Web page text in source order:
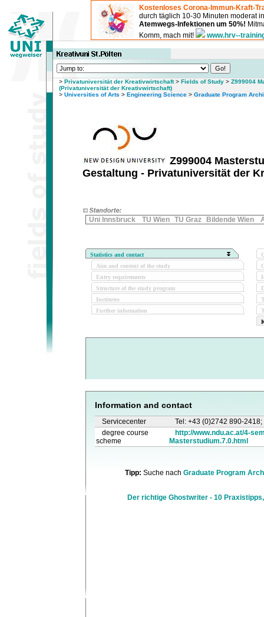
Kostenloses Corona-Immun-Kraft-
durch täglich 10-30 Minuten moderat
Atemwegs-Infektionen um 50%!
Komm, mach mit!
www.hrv--
> Privatuniversität der Kreativwirtschaft> Fields of Study > Z999004
(Privatuniversität der Kreativwirtschaft)
> Universities of Arts > Engineering Science > Graduate Program
Z999004
Gestaltung - Privatuniversität der
Uni Innsbruck TU Wien TU Graz Bildende Wien
Statistics and contact
Aim and content of the study
Entry requirements
Structure of the study program
Institutes
Further information
Information and contact
Servicecenter
Tel: +43 (0)2742 890-
degree course
scheme
http://www.ndu.ac.at/4-
Masterstudium.7.0.html
Tipp: Suche nach Graduate Program
Der richtige Ghostwriter - 10